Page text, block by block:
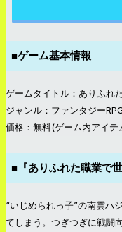
■ゲーム基本情報
ゲームタイトル：ありふれ
ジャンル：ファンタジー
価格：無料(ゲーム内アイテ
■『ありふれた職業で
“いじめられっ子”の南雲ハ
てしまう。つぎつぎに戦闘